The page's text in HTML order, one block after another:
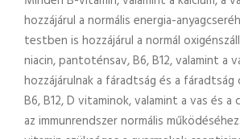
hozzájárul a normális energia-
testben is hozzájárul a normál
niacin, pantoténsav, B6, B12, valamint a
hozzájárulnak a fáradtság és a fáradtság
B6, B12, D vitaminok, valamint a vas és a
az immunrendszer normális